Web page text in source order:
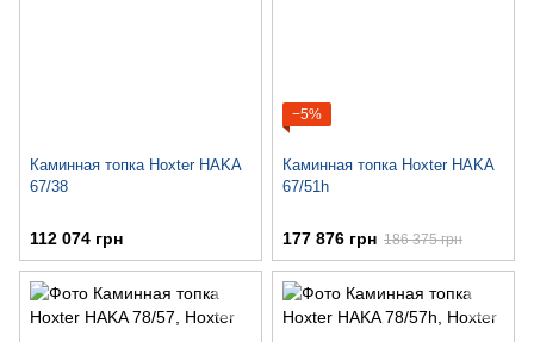
Каминная топка Hoxter HAKA
67/38
112 074 грн
−5%
Каминная топка Hoxter HAKA
67/51h
177 876 грн 186 375 грн